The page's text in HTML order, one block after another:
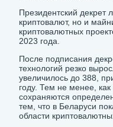
Президентский декрет
криптовалют, но и
криптовалютных
2023 года.
После подписания
технологий резко
увеличилось до 388,
году. Тем не менее,
сохраняются
тем, что в Беларуси
области